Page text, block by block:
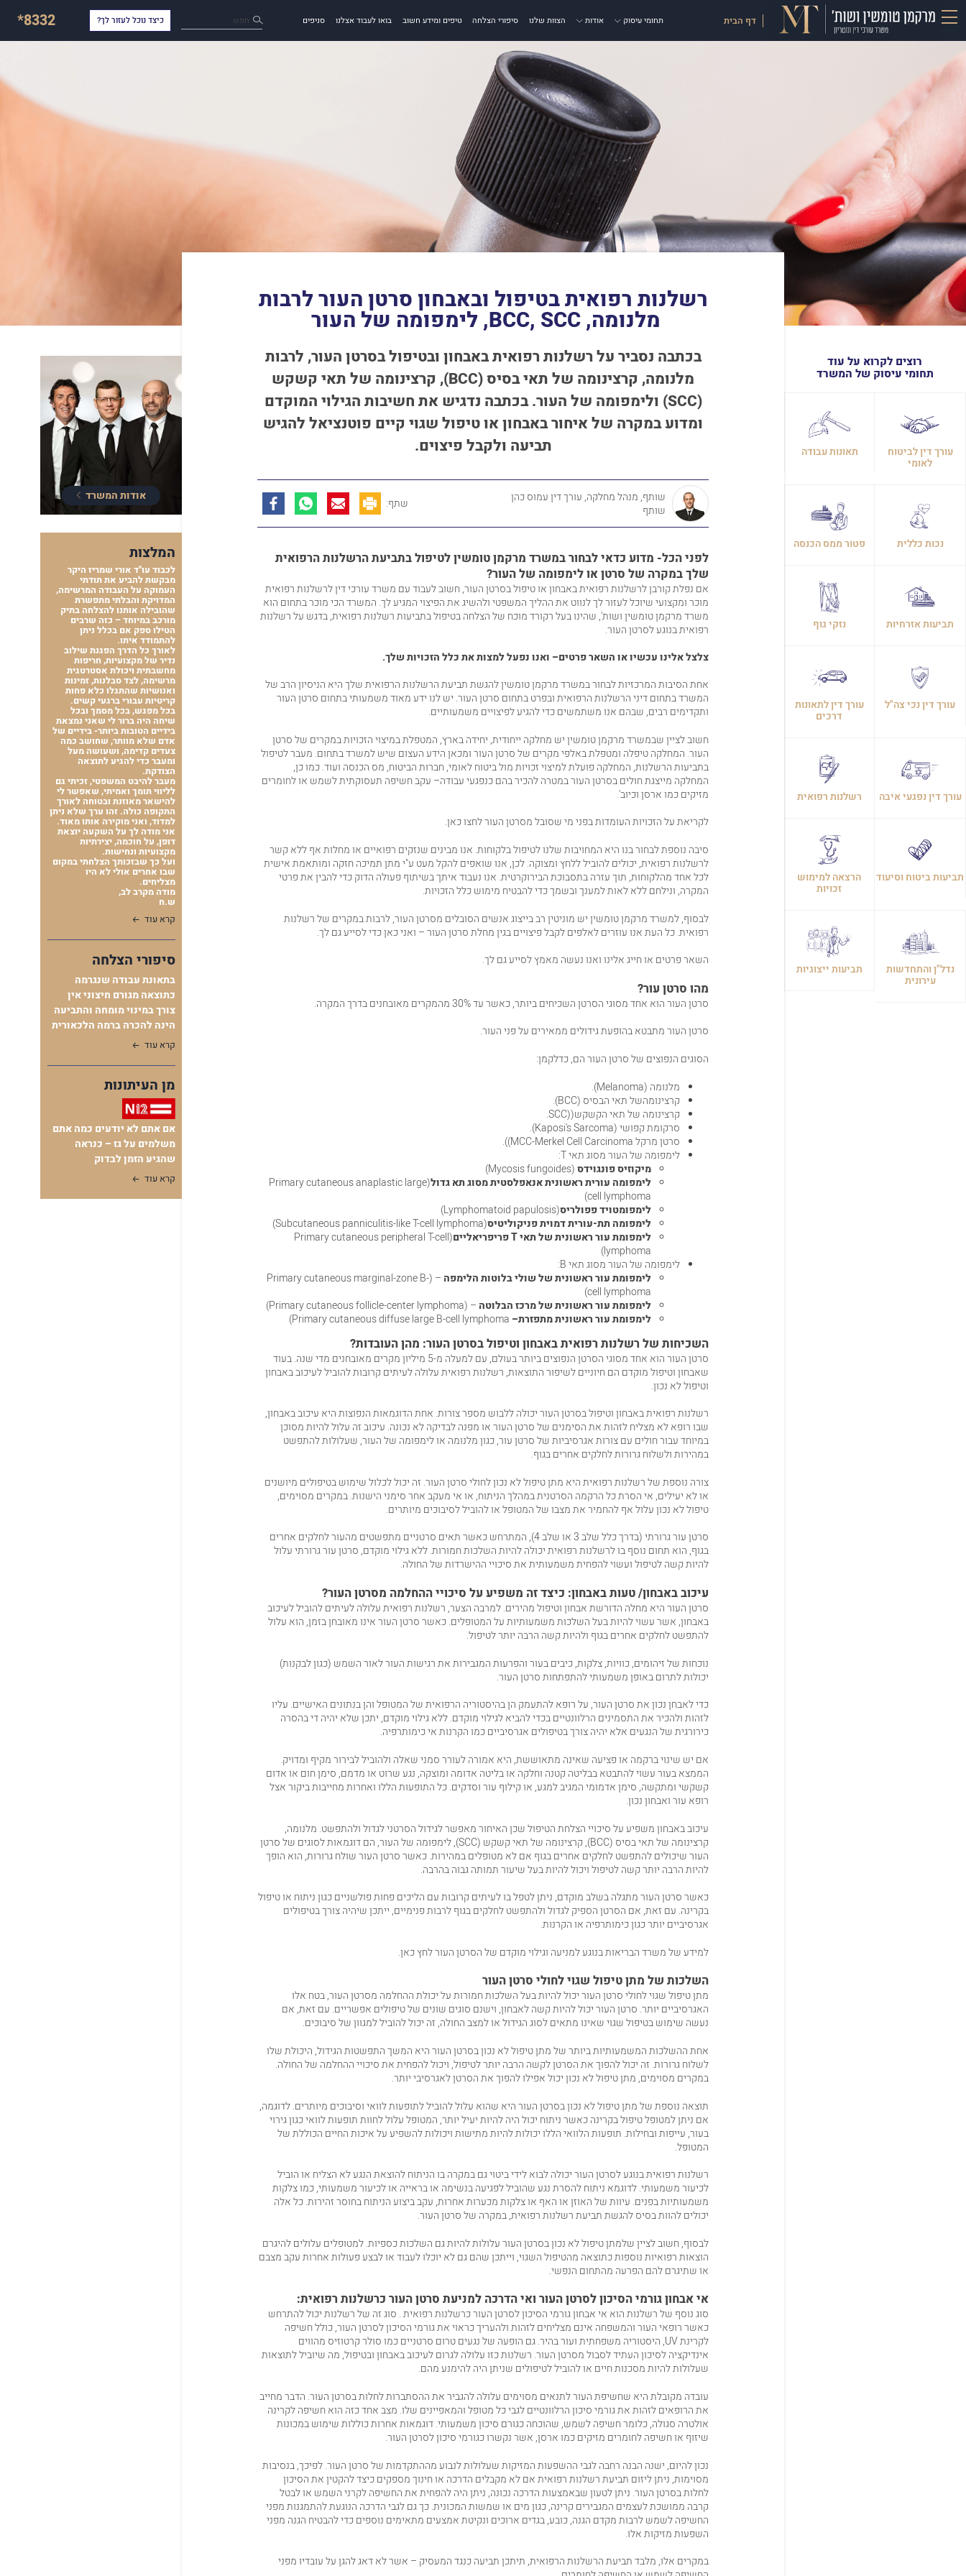
דף הבית תחומי עיסוק אודות הצוות שלנו סיפורי הצלחה טיפים ומידע חשוב בואו לעבוד אצלנו סניפים חפש כיצד נוכל לעזור לך? *8332
רוצים לקרוא על עוד
תחומי עיסוק של המשרד
עורך דין לביטוח
לאומי
תאונות עבודה
נכות כללית פטור ממס הכנסה
תביעות אזרחיות נזקי גוף
עורך דין נכי צה"ל עורך דין לתאונות
דרכים
עורך דין נפגעי איבה רשלנות רפואית
תביעות ביטוח וסיעוד הרצאה למימוש
זכויות
נדל"ן והתחדשות
עירונית
תביעות ייצוגיות
רשלנות רפואית בטיפול ובאבחון סרטן העור לרבות
מלנומה, BCC, SCC, לימפומה של העור
בכתבה נסביר על רשלנות רפואית באבחון ובטיפול בסרטן העור, לרבות
מלנומה, קרצינומה שלתאיבסיס (BCC) , קרצינומה שלתאי קשקש
(
SCC) ולימפומה של העור.בכתבה נדגיש אתחשיבות הגילוי המוקדם
ומדוע במקרה של איחור באבחון או טיפול שגוי קיים פוטנציאל להגיש
תביעה ולקבל פיצוים.
שותף, מנהל מחלקה, עורך דין עמוס כהן
שותף
שתף:
לפני הכל- מדוע כדאי לבחור במשרד מרקמן טומשין לטיפול בתביעת הרשלנות הרפואית
שלך במקרה של סרטן או לימפומה של העור?
אם נפלת קורבן לרשלנות רפואית באבחון או טיפול בסרטן העור, חשוב לעבוד עם משרדעורכי דין לרשלנות רפואית
מוכר ומקצועי שיוכל לעזור לך לנווט את ההליך המשפטי ולהשיג את הפיצוי המגיע לך. המשרד הכי מוכר בתחום הוא
משרד מרקמן טומשין ושות', שהינו בעל רקורד מוכח של הצלחה בטיפול בתביעות רשלנות רפואית, בדגש על רשלנות
רפואית בנוגע לסרטן העור.
צלצל אלינו עכשיו אוהשאר פרטים– ואנו נפעל למצות את כלל הזכויות שלך.
אחת הסיבות המרכזיות לבחור במשרד מרקמן טומשין להגשת תביעת הרשלנות הרפואית שלך היא הניסיון הרב של
המשרד בתחום דיני הרשלנות הרפואית ובפרט בתחום סרטן העור. יש לנו ידע מאוד משמעותי בתחום סרטן העור
ותקדימים רבים, שבהם אנו משתמשים כדי להגיע לפיצויים משמעותיים.
חשוב לציין שבמשרד מרקמן טומשין יש מחלקה ייחודית, יחידה בארץ, המטפלת במיצוי הזכויות במקרים של סרטן
העור. המחלקה טיפלה ומטפלת באלפי מקרים של סרטן העור ומכאן הידע העצום שיש למשרד בתחום. מעבר לטיפול
בתביעות הרשלנות, המחלקה פועלת למיצוי זכויות מול ביטוח לאומי, חברות הביטוח, מס הכנסה ועוד. כמו כן,
המחלקה מייצגת חולים בסרטן העור במטרה להכיר בהם כנפגעי עבודה– עקב חשיפה תעסוקתית לשמש או לחומרים
מזיקים כמו ארסן וכיוב'.
לקריאת על הזכויות העומדות בפני מי שסובל מסרטן העור לחצו כאן.
סיבה נוספת לבחור בנו היא המחויבות שלנו לטיפול בלקוחות. אנו מבינים שנזקים רפואיים או מחלות אף ללא קשר
לרשלנות רפואית, יכולים להוביל ללחץ ומצוקה. לכן, אנו שואפים להקל מעט ע"י מתן תמיכה חזקה ומותאמת אישית
לכל אחד מהלקוחות, תוך עזרה בתסבוכת הבירוקרטית. אנו נעבוד איתך בשיתוף פעולה הדוק כדי להבין את פרטי
המקרה, ונילחם ללא לאות למענך ובשמך כדי להבטיח מימוש כלל הזכויות.
לבסוף, למשרד מרקמן טומשין יש מוניטין רב בייצוג אנשים הסובלים מסרטן העור, לרבות במקרים של רשלנות
רפואית. כל העת אנו עוזרים לאלפים לקבל פיצויים בגין מחלת סרטן העור – ואני כאן כדי לסייע גם לך.
השאר פרטים או חייג אלינו ואנו נעשה מאמץ לסייע גם לך.
מהו סרטן עור?
סרטן העור הוא אחד מסוגי הסרטן השכיחים ביותר, כאשר עד 30% מהמקרים מאובחנים בדרך המקרה.
סרטן העור מתבטא בהופעת גידולים ממאירים על פני העור.
הסוגים הנפוצים של סרטן העור הם, כדלקמן:
מלנומה (Melanoma).
קרצינומהשל תאי הבסיס (BCC).
קרצינומה של תאי הקשקש((SCC.
סרקומת קפושי (Kaposi's Sarcoma).
סרטן מרקל MCC-Merkel Cell Carcinoma)).
לימפומה של העור מסוג תאי T:
מיקוזיס פונגוידס(Mycosis fungoides)
לימפומה עורית ראשונית אנאפלסטית מסוג תא גדול (Primary cutaneous anaplastic large
cell lymphoma)
לימפומטויד פפולריס(Lymphomatoid papulosis)
לימפומה תת-עורית דמוית פניקוליטיס(Subcutaneous panniculitis-like T-cell lymphoma)
לימפומת עור ראשונית של תאיT פריפריאליים (Primary cutaneous peripheral T-cell
lymphoma)
לימפומה של העור מסוג תאי B:
לימפומת עור ראשונית של שולי בלוטות הלימפה
– (Primary cutaneous marginal-zone B-
cell lymphoma)
לימפומת עור ראשונית של מרכז הבלוטה – (Primary cutaneous follicle-center lymphoma)
לימפומת עור ראשונית מתפזרת–
Primary cutaneous diffuse large B-cell lymphoma)
השכיחות של רשלנות רפואית באבחון וטיפול בסרטן העור: מהן העובדות?
סרטן העור הוא אחד מסוגי הסרטן הנפוצים ביותר בעולם, עם למעלה מ-5 מיליון מקרים מאובחנים מדי שנה. בעוד
שאבחון וטיפול מוקדם הם חיוניים לשיפור התוצאות, רשלנות רפואית עלולה לעיתים קרובות להוביל לעיכוב באבחון
וטיפול לא נכון.
רשלנות רפואית באבחון וטיפול בסרטן העוריכולה ללבוש מספר צורות. אחת הדוגמאות הנפוצות היא עיכוב באבחון,
שבו רופא לא מצליח לזהות את הסימנים של סרטן העור או מפנה לבדיקה לא נכונה. עיכוב זה עלול להיות מסוכן
במיוחד עבור חולים עם צורות אגרסיביות של סרטן עור, כגון מלנומה או לימפומה של העור, שעלולות להתפשט
במהירות ולשלוח גרורות לחלקים אחרים בגוף.
צורה נוספת של רשלנות רפואית היא מתן טיפול לא נכון לחולי סרטן העור. זה יכול לכלול שימוש בטיפולים מיושנים
או לא יעילים, אי הסרת כל הרקמה הסרטנית במהלך הניתוח, או אי מעקב אחר סימני הישנות. במקרים מסוימים,
טיפול לא נכון עלול אף להחמיר את מצבו של המטופל או להוביל לסיבוכים מיותרים.
סרטן עור גרורתי (בדרך כלל שלב 3 או שלב 4), המתרחש כאשר תאים סרטניים מתפשטים מהעור לחלקים אחרים
בגוף, הוא תחום נוסף בו לרשלנות רפואית יכולה להיות השלכות חמורות. ללא גילוי מוקדם, סרטן עור גרורתי עלול
להיות קשה לטיפול ועשוי להפחית משמעותית את סיכויי ההישרדות של החולה.
עיכוב באבחון/ טעות באבחון: כיצד זה משפיע על סיכויי ההחלמה מסרטן העור?
סרטן העור היא מחלה הדורשת אבחון וטיפול מהירים. למרבה הצער, רשלנות רפואית עלולה לעיתים להוביל לעיכוב
באבחון, אשר עשוי להיות בעל השלכות משמעותיות על המטופלים. כאשר סרטן העור אינו מאובחן בזמן, הוא עלול
להתפשט לחלקים אחרים בגוף ולהיות קשה הרבה יותר לטיפול.
נוכחות של זיהומים, כוויות, צלקות, כיבים בעור והפרעות המגבירות את רגישות העור לאור השמש (כגון לבקנות)
יכולות לתרום באופן משמעותי להתפתחות סרטן העור.
כדי לאבחן נכון את סרטן העור, על רופא להתעמק הן בהיסטוריה הרפואית של המטופל והן בנתונים האישיים. עליו
לזהות ולהכיר את התסמינים הרלוונטיים בכדי להביא לגילוי מוקדם. ללא גילוי מוקדם, יתכן שלא יהיה די בהסרה
כירורגית של הנגעים אלא יהיה צורך בטיפולים אגרסיביים כמו הקרנות אי כימותרפיה.
אם יש שינוי ברקמה או פציעה שאינה מתאוששת, היא אמורה לעורר סמני שאלה ולהוביל לבירור מקיף ומדויק.
הממצא בעור עשוי להתבטא בבליטה קטנה וחלקה או בליטה אדומה ומוצקה, נגע שרוט או מדמם, סימן חום או אדום
קשקשי ומתקשה, סימן אדמומי המגיב למגע, או קילוף עור וסדקים. כל התופעות הללו ואחרות מחייבות ביקור אצל
רופא עור ואבחון נכון.
עיכוב באבחון משפיע על סיכויי הצלחת הטיפול שכן האיחור מאפשר לגידול הסרטני לגדול ולהתפשט. מלנומה,
קרצינומה של תאי בסיס (BCC), קרצינומה של תאי קשקש (SCC), לימפומה של העור, הם דוגמאות לסוגים של סרטן
העור שיכולים להתפשט לחלקים אחרים בגוף אם לא מטופלים במהירות. כאשר סרטן העור שולח גרורות, הוא הופך
להיות הרבה יותר קשה לטיפול ויכול להיות בעל שיעור תמותה גבוה בהרבה.
כאשר סרטן העור מתגלה בשלב מוקדם, ניתן לטפל בו לעיתים קרובות עם הליכים פחות פולשניים כגון ניתוח או טיפול
בקרינה. עם זאת, אם הסרטן הספיק לגדול ולהתפשט לחלקים בגוף לרבות פנימיים, ייתכן שיהיה צורך בטיפולים
אגרסיביים יותר כגון כימותרפיה או הקרנות.
למידע של משרד הבריאות בנוגע למניעה וגילוי מוקדם של הסרטן העור לחץכאן.
השלכות של מתן טיפול שגוי לחולי סרטן העור
מתן טיפול שגוי לחולי סרטן העור יכול להיות בעל השלכות חמורות על יכולת ההחלמה מסרטן העור, בטח אלו
האגרסיביים יותר. סרטן העור יכול להיות קשה לאבחון, וישנם סוגים שונים של טיפולים אפשריים. עם זאת, אם
נעשה שימוש בטיפול שגוי שאינו מתאים לסוג הגידול או למצב החולה, זה יכול להוביל למגוון של סיבוכים.
אחת ההשלכות המשמעותיות ביותר של מתן טיפול לא נכון בסרטן העור היא המשך התפשטות הגידול, היכולת שלו
לשלוח גרורות. זה יכול להפוך את הסרטן לקשה הרבה יותר לטיפול, ויכול להפחית את סיכויי ההחלמה של החולה.
במקרים מסוימים, מתן טיפול לא נכון יכול אפילו להפוך את הסרטן לאגרסיבי יותר.
תוצאה נוספת של מתן טיפול לא נכון בסרטן העור היא שהוא עלול להוביל לתופעות לוואי וסיבוכים מיותרים. לדוגמה,
אם ניתן למטופל טיפול בקרינה כאשר ניתוח יכול היה להיות יעיל יותר, המטופל עלול לחוות תופעות לוואי כגון גירוי
בעור, עייפות ובחילות. תופעות הלוואי הללו יכולות להיות מתישות ויכולות להשפיע על איכות החיים הכוללת של
המטופל.
רשלנות רפואית בנוגע לסרטן העור יכולה לבוא לידי ביטוי גם במקרה בו הניתוח להוצאת הנגע לא הצליח או הוביל
לכיעור משמעותי. לדוגמא ניתוח להסרת נגע שהוביל לפגיעה בנשימה או בראייה או לכיעור משמעותי, כמו צלקות
משמעותיות בפנים. עיוות של האוזן או האף או צלקות מכערות אחרות, עקב ביצוע הניתוח בחוסר זהירות. כל אלה
יכולים להוות בסיס להגשת תביעת רשלנות רפואית, במקרה של סרטן העור.
לבסוף, חשוב לציין שלמתן טיפול לא נכון בסרטן העור עלולות להיות גם השלכות כספיות. למטופלים עלולים להיגרם
הוצאות רפואיות נוספות כתוצאה מהטיפול השגוי, וייתכן שהם גם לא יוכלו לעבוד או לבצע פעולות אחרות עקב מצבם
או שתיגרם להם הפרעה מהתחום הנפשי.
אי אבחון גורמי הסיכון לסרטן העור ואי הדרכה למניעת סרטן העור כרשלנות רפואית:
סוג נוסף של רשלנות הוא אי אבחון גורמי הסיכון לסרטן העור כרשלנות רפואית . סוג זה של רשלנות יכול להתרחש
כאשר רופאי העור והמשפחה אינם מצליחים לזהות ולהעריך כראוי את גורמי הסיכון לסרטן העור, כולל חשיפה
לקרינת UV, היסטוריה משפחתית ועור בהיר. גם הופעה של נגעים טרום סרטניים כמו סולר קרטוזיס מהווים
אינדיקציה לסיכון העתיד לסבול מסרטן העור. רשלנות כזו עלולה לגרום לעיכוב באבחון ובטיפול, מה שיוביל לתוצאות
שעלולות להיות מסכנות חיים או להוביל לטיפולים שניתן היה להימנע מהם.
עובדה מקובלת היא שחשיפת העור לתנאים מסוימים עלולה להגביר את ההסתברות לחלות בסרטן העור. הדבר מחייב
את הרופאים לזהות את גורמי סיכון הרלוונטיים לגבי כל מטופל והמאפיינים שלו. מצב אחד כזה הוא חשיפה לקרינה
אולטרה סגולה, כלומר חשיפה לשמש, שהוכחה כגורם סיכון משמעותי. דוגמאות אחרות כוללות שימוש במכונות
שיזוף או חשיפה לחומרים מזיקים כמו ארסן, אשר נקשרו כגורמי סיכון לסרטן העור.
נכון להיום, ישנה הבנה רחבה לגבי ההשפעות המזיקות שעלולות לנבוע מההתקדמות של סרטן העור. לפיכך, בנסיבות
מסוימות, ניתן ליזום תביעת רשלנות רפואית אם לא מקבלים הדרכה או חינוך מספקים כיצד להקטין את הסיכון
לחלות בסרטן העור. ניתן לטעון שבאמצעות הדרכה נכונה, ניתן היה להפחית את החשיפה לקרני השמש או לבטל
קרבה ממושכת לעצמים המגבירים קרינה, כגון מים או שמשות המכונית. כך גם לגבי הדרכה הנוגעת להתמגנות מפני
החשיפה לשמש לרבות מקדם הגנה, כובע, בגדים ארוכים ונקיטת אמצעים מתאימים נוספים כדי להבטיח הגנה מפני
השפעות מזיקות אלו.
במקרים אלו, מלבד תביעת הרשלנות הרפואית, תיתכן תביעה כנגד המעסיק – אשר לא דאג להגן על עובדיו מפני
אודות המשרד
המלצות
לכבוד עו"ד אורי שמריז היקר
מבקשת להביע את תודתי
העמוקה על העבודה המרשימה,
המדויקת והבלתי מתפשרת
שהובילה אותנו להצלחה בתיק
מורכב במיוחד – כזה שרבים
הטילו ספק אם בכלל ניתן
להתמודד איתו.
לאורך כל הדרך הפגנת שילוב
נדיר של מקצועיות, חריפות
מחשבתית ויכולת אסטרטגית
מרשימה, לצד סבלנות, זמינות
ואנושיות שהתגלו כלא פחות
קריטיות עבורי ברגעי קשים.
בכל מפגש, בכל מסמך ובכל
שיחה היה ברור לי שאני נמצאת
בידיים הטובות ביותר- בידיים של
אדם שלא מוותר, שחושב כמה
צעדים קדימה, ושעושה מעל
ומעבר כדי להגיע לתוצאה
הצודקת.
מעבר להיבט המשפטי, זכיתי גם
לליווי תומך ואמיתי, שאפשר לי
להישאר מאוזנת ובטוחה לאורך
התקופה כולה. זהו ערך שלא ניתן
למדוד, ואני מוקירה אותו מאוד.
אני מודה לך על השקעה יוצאת
דופן, על חוכמה, יצירתיות
מקצועיות ונחישות.
ועל כך שבזכותך הצלחתי במקום
שבו אחרים אולי לא היו
מצליחים.
מודה מקרב לב,
ש.ח
קרא עוד
סיפורי הצלחה
בתאונת עבודה שנגרמה
כתוצאה מגורם חיצוני אין
צורך במינוי מומחה והתביעה
הינה להכרה ברמה הלכאורית
קרא עוד
מן העיתונות
אם אתם לא יודעים כמה אתם
משלמים על גז – כנראה
שהגיע הזמן לבדוק
קרא עוד